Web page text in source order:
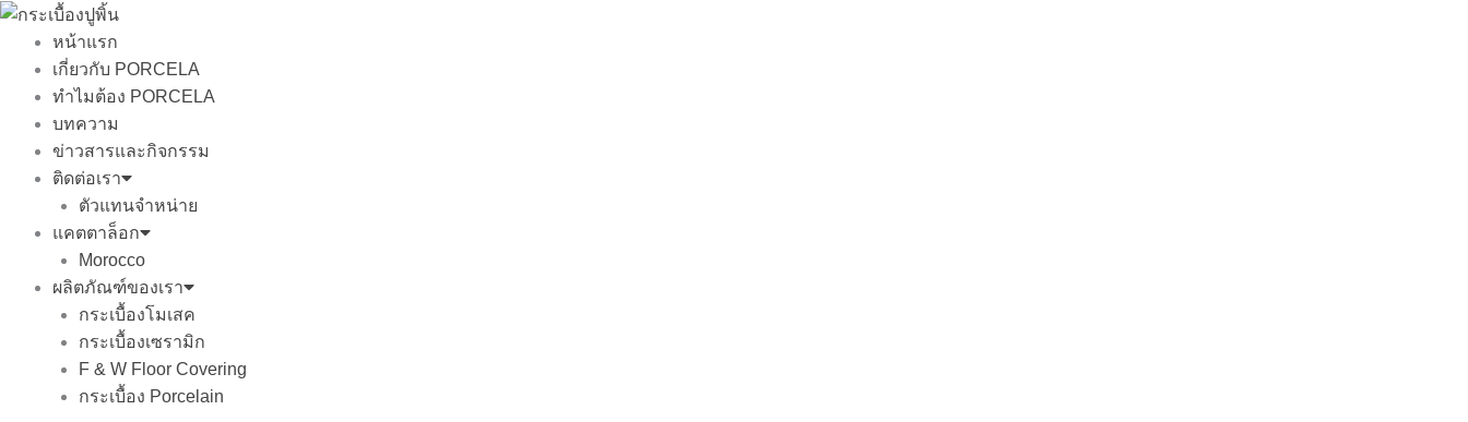
Skip
content
หน้าแรก
เกี่ยวกับ PORCELA
ทำไมต้อง PORCELA
บทความ
ข่าวสารและกิจกรรม
ติดต่อเรา
ตัวแทนจำหน่าย
แคตตาล็อก
Morocco
ผลิตภัณฑ์ของเรา
กระเบื้องโมเสค
กระเบื้องเซรามิก
F & W Floor Covering
กระเบื้อง Porcelain